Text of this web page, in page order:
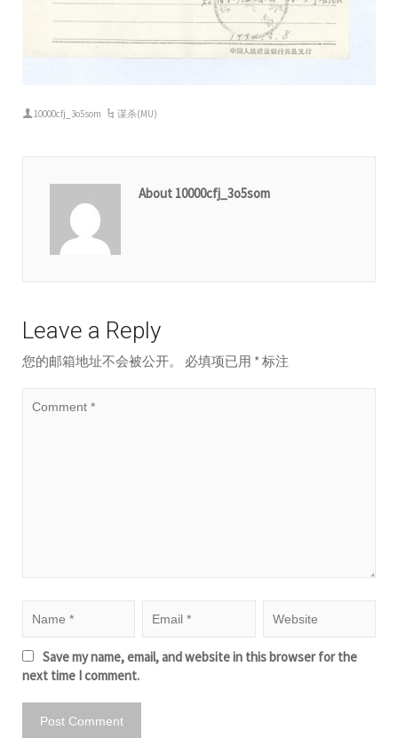
10000cfj_3o5som 谋杀(MU)
About 10000cfj_3o5som
Leave a Reply
您的邮箱地址不会被公开。 必填项已用 *标注
Save my name, email, and website in this browser for the
next time I comment.